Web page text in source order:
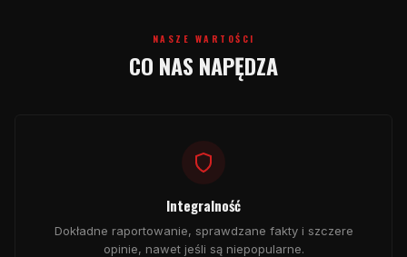
NASZE WARTOŚCI
CO NAS NAPĘDZA
Integralność
Dokładne raportowanie, sprawdzane fakty i szczere
opinie, nawet jeśli są niepopularne.